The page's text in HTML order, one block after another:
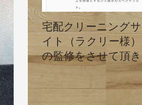
宅配クリーニングサ
イト（ラクリー様）
の監修をさせて頂き
ました。